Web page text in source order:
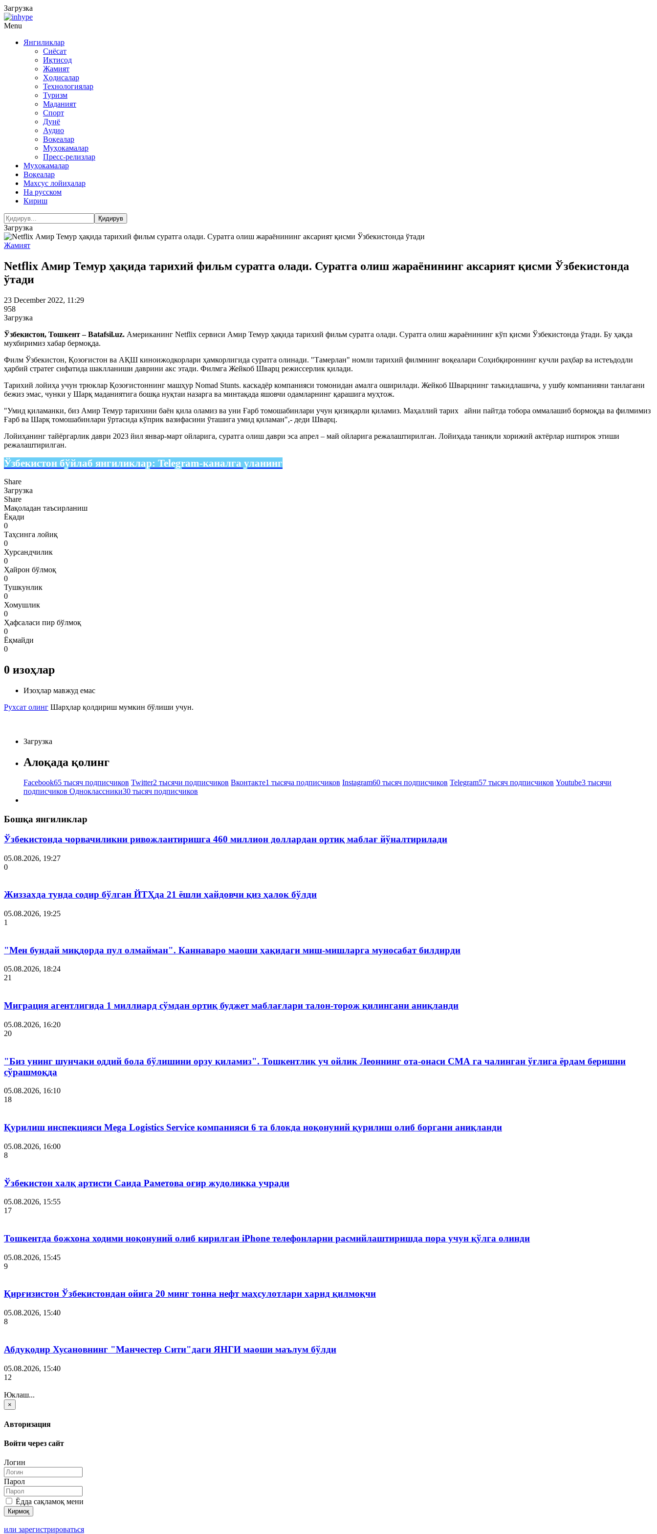
Загрузка
Menu
Янгиликлар
Сиёсат
Иқтисод
Жамият
Ҳодисалар
Технологиялар
Туризм
Маданият
Спорт
Дунё
Аудио
Воқеалар
Муҳокамалар
Пресс-релизлар
Муҳокамалар
Воқеалар
Махсус лойиҳалар
На русском
Кириш
Загрузка
Жамият
Netflix Амир Темур ҳақида тарихий фильм суратга олади. Суратга олиш жараёнининг аксарият қисми Ўзбекистонда
ўтади
23 December 2022, 11:29
958
Загрузка
Ўзбекистон, Тошкент – Batafsil.uz. Американинг Netflix сервиси Амир Темур ҳақида тарихий фильм суратга олади. Суратга олиш жараёнининг кўп қисми Ўзбекистонда ўтади. Бу ҳақда
мухбиримиз хабар бермоқда.
Филм Ўзбекистон, Қозоғистон ва АҚШ киноижодкорлари ҳамкорлигида суратга олинади. "Тамерлан" номли тарихий филмнинг воқеалари Соҳибқироннинг кучли раҳбар ва истеъдодли
ҳарбий стратег сифатида шаклланиши даврини акс этади. Филмга Жейкоб Шварц режиссерлик қилади.
Тарихий лойиҳа учун трюклар Қозоғистоннинг машҳур Nomad Stunts. каскадёр компанияси томонидан амалга оширилади. Жейкоб Шварцнинг таъкидлашича, у ушбу компанияни танлагани
бежиз эмас, чунки у Шарқ маданиятига бошқа нуқтаи назарга ва минтақада яшовчи одамларнинг қарашига муҳтож.
"Умид қиламанки, биз Амир Темур тарихини баён қила оламиз ва уни Ғарб томошабинлари учун қизиқарли қиламиз. Маҳаллий тарих айни пайтда тобора оммалашиб бормоқда ва филмимиз
Ғарб ва Шарқ томошабинлари ўртасида кўприк вазифасини ўташига умид қиламан",- деди Шварц.
Лойиҳанинг тайёргарлик даври 2023 йил январ-март ойларига, суратга олиш даври эса апрел – май ойларига режалаштирилган. Лойиҳада таниқли хорижий актёрлар иштирок этиши
режалаштирилган.
Ўзбекистон бўйлаб янгиликлар: Telegram-каналга уланинг
Share
Загрузка
Share
Мақоладан таъсирланиш
Ёқади
0
Таҳсинга лойиқ
0
Хурсандчилик
0
Ҳайрон бўлмоқ
0
Тушкунлик
0
Хомушлик
0
Ҳафсаласи пир бўлмоқ
0
Ёқмайди
0
0 изоҳлар
Изоҳлар мавжуд емас
Рухсат олинг Шарҳлар қолдириш мумкин бўлиши учун.
Загрузка
Алоқада қолинг
Facebook65 тысяч подписчиков Twitter2 тысячи подписчиков Вконтакте1 тысяча подписчиков Instagram60 тысяч подписчиков Telegram57 тысяч подписчиков Youtube3 тысячи
подписчиков Одноклассники30 тысяч подписчиков
Бошқа янгиликлар
Ўзбекистонда чорвачиликни ривожлантиришга 460 миллион доллардан ортиқ маблағ йўналтирилади
05.08.2026, 19:27
0
Жиззахда тунда содир бўлган ЙТҲда 21 ёшли ҳайдовчи қиз ҳалок бўлди
05.08.2026, 19:25
1
"Мен бундай миқдорда пул олмайман". Каннаваро маоши ҳақидаги миш-мишларга муносабат билдирди
05.08.2026, 18:24
21
Миграция агентлигида 1 миллиард сўмдан ортиқ буджет маблағлари талон-торож қилингани аниқланди
05.08.2026, 16:20
20
"Биз унинг шунчаки оддий бола бўлишини орзу қиламиз". Тошкентлик уч ойлик Леоннинг ота-онаси СМА га чалинган ўғлига ёрдам беришни
сўрашмоқда
05.08.2026, 16:10
18
Қурилиш инспекцияси Мega Logistics Service компанияси 6 та блокда ноқонуний қурилиш олиб боргани аниқланди
05.08.2026, 16:00
8
Ўзбекистон халқ артисти Саида Раметова оғир жудоликка учради
05.08.2026, 15:55
17
Тошкентда божхона ходими ноқонуний олиб кирилган iPhone телефонларни расмийлаштиришда пора учун қўлга олинди
05.08.2026, 15:45
9
Қирғизистон Ўзбекистондан ойига 20 минг тонна нефт маҳсулотлари харид қилмоқчи
05.08.2026, 15:40
8
Абдуқодир Хусановнинг "Манчестер Сити"даги ЯНГИ маоши маълум бўлди
05.08.2026, 15:40
12
Юклаш...
×
Авторизация
Войти через сайт
Логин
Парол
Ёдда сақламоқ мени
или зарегистрироваться